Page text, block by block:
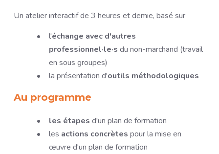
Un atelier interactif de 3 heures et demie, basé sur
l'échange avec d'autres
professionnel·le·s du non-marchand (travail
en sous groupes)
la présentation d'outils méthodologiques
Au programme
les étapes d'un plan de formation
les actions concrètes pour la mise en
œuvre d'un plan de formation